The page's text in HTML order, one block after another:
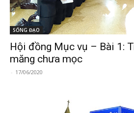
SỐNG ĐẠO
Hội đồng Mục vụ – Bài 1:
măng chưa mọc
- 17/06/2020